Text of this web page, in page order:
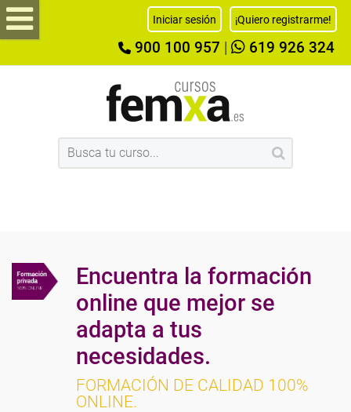
Iniciar sesión ¡Quiero registrarme!
900 100 957 619 926 324
Encuentra la formación
online que mejor se
adapta a tus
necesidades.
FORMACIÓN DE CALIDAD 100%
ONLINE.